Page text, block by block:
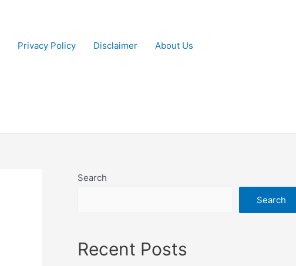
Privacy Policy Disclaimer About Us
Search
Search
Recent Posts